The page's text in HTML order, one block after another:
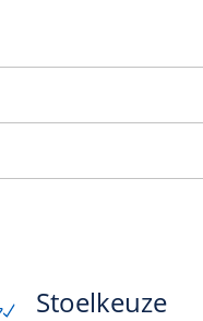
Stoelkeuze